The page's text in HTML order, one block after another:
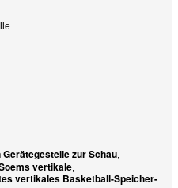
zur Schau,
vertikale,
vertikales Basketball-Speicher-